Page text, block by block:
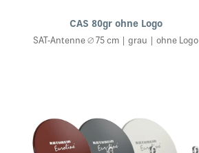
CAS 80gr ohne Logo
SAT-Antenne ∅ 75 cm | grau | ohne Logo